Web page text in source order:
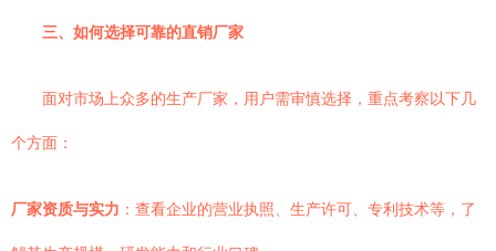
三、如何选择可靠的直销厂家
面对市场上众多的生产厂家，用户需审慎选择，重点考察以下几
个方面：
厂家资质与实力 ：查看企业的营业执照、生产许可、专利技术等，了